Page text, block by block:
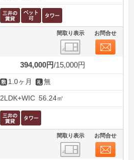
間取り表示 お問合せ
394,000円 15,000円
1.0ヶ月 無
2LDK+WIC 56.24㎡
間取り表示 お問合せ